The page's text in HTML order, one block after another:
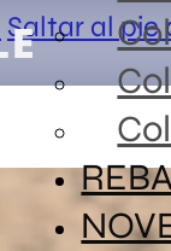
Saltar al pie